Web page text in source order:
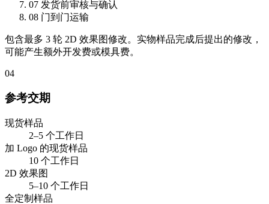
07 发货前审核与确认
08 门到门运输
包含最多 3 轮 2D 效果图修改。实物样品完成后提出的修改，
可能产生额外开发费或模具费。
04
参考交期
现货样品
2–5 个工作日
加 Logo 的现货样品
10 个工作日
2D 效果图
5–10 个工作日
全定制样品